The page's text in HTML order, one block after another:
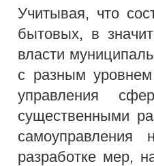
Учитывая, что
бытовых, в
власти
с разным уровнем
управления
существенными
самоуправления
разработке мер,